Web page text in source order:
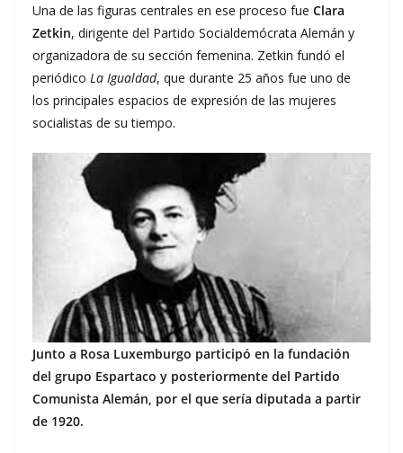
Una de las figuras centrales en ese proceso fue Clara
Zetkin, dirigente del Partido Socialdemócrata Alemán y
organizadora de su sección femenina. Zetkin fundó el
periódico La Igualdad, que durante 25 años fue uno de
los principales espacios de expresión de las mujeres
socialistas de su tiempo.
Junto a Rosa Luxemburgo participó en la fundación
del grupo Espartaco y posteriormente del Partido
Comunista Alemán, por el que sería diputada a partir
de 1920.